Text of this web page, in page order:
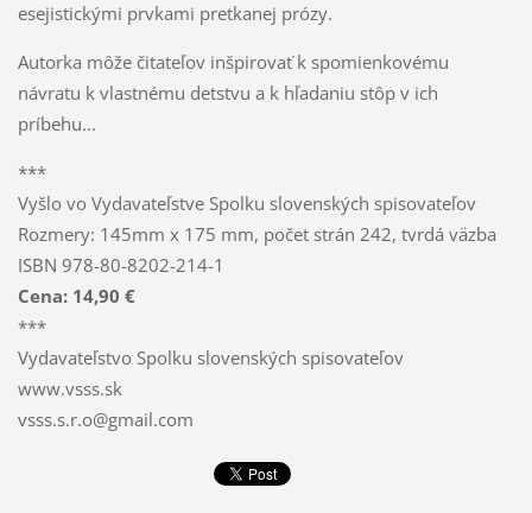
esejistickými prvkami pretkanej prózy.
Autorka môže čitateľov inšpirovať k spomienkovému
návratu k vlastnému detstvu a k hľadaniu stôp v ich
príbehu...
***
Vyšlo vo Vydavateľstve Spolku slovenských spisovateľov
Rozmery: 145mm x 175 mm, počet strán 242, tvrdá väzba
ISBN 978-80-8202-214-1
Cena: 14,90 €
***
Vydavateľstvo Spolku slovenských spisovateľov
www.vsss.sk
vsss.s.r.o@gmail.com